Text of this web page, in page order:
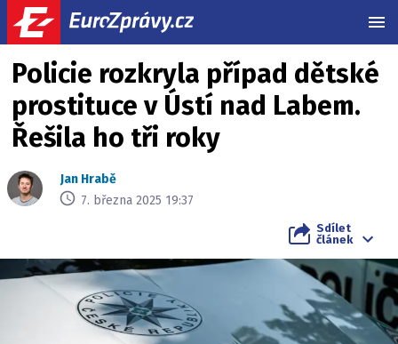
Policie rozkryla případ dětské
prostituce v Ústí nad Labem.
Řešila ho tři roky
Jan Hrabě
7. března 2025 19:37
Sdílet
článek